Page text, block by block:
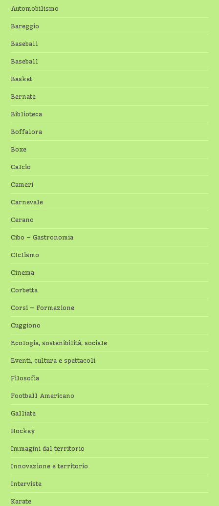
Automobilismo
Bareggio
Baseball
Baseball
Basket
Bernate
Biblioteca
Boffalora
Boxe
Calcio
Cameri
Carnevale
Cerano
Cibo – Gastronomia
CIclismo
Cinema
Corbetta
Corsi – Formazione
Cuggiono
Ecologia, sostenibilità, sociale
Eventi, cultura e spettacoli
Filosofia
Football Americano
Galliate
Hockey
Immagini dal territorio
Innovazione e territorio
Interviste
Karate